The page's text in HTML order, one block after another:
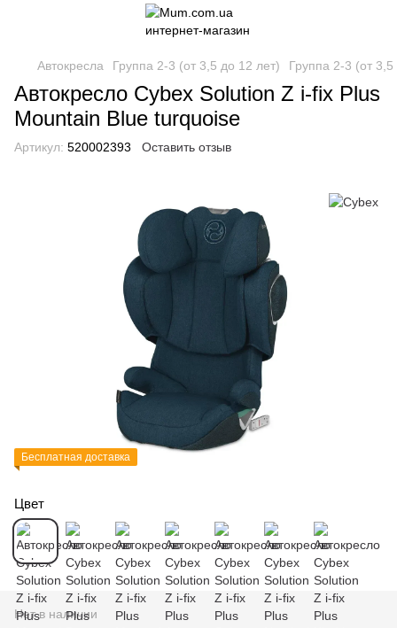
Автокресла Группа 2-3 (от 3,5 до 12 лет) Группа 2-3 (от
Автокресло Cybex Solution Z i-fix Plus
Mountain Blue turquoise
Артикул: 520002393 Оставить отзыв
Бесплатная доставка
Цвет
Нет в наличии